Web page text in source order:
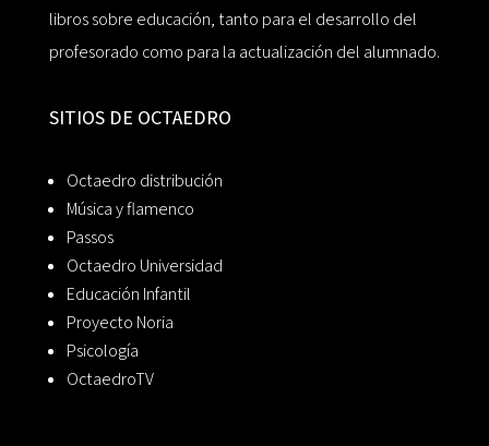
libros sobre educación, tanto para el desarrollo del
profesorado como para la actualización del alumnado.
SITIOS DE OCTAEDRO
Octaedro distribución
Música y flamenco
Passos
Octaedro Universidad
Educación Infantil
Proyecto Noria
Psicología
OctaedroTV